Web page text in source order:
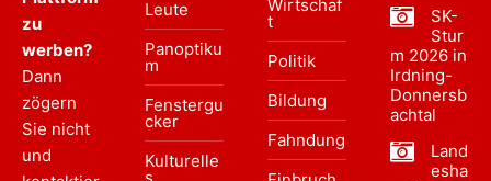
zu
werben?
Dann
zögern
Sie nicht
und
Leute
Panoptiku
m
Fenstergu
cker
Kulturelle
s
Wirtschaf
t
Politik
Bildung
Fahndung
SK-
Stur
m 2026 in
Irdning-
Donnersb
achtal
Land
esha